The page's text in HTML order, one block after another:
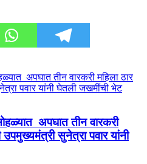
अपघात तीन वारकरी
सुनेत्रा पवार यांनी